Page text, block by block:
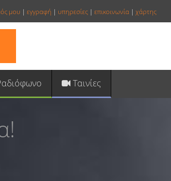
μου | εγγραφή | υπηρεσίες | επικοινωνία | χάρτης
Ταινίες